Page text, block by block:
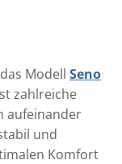
Modell Seno
zahlreiche
aufeinander
und
Komfort